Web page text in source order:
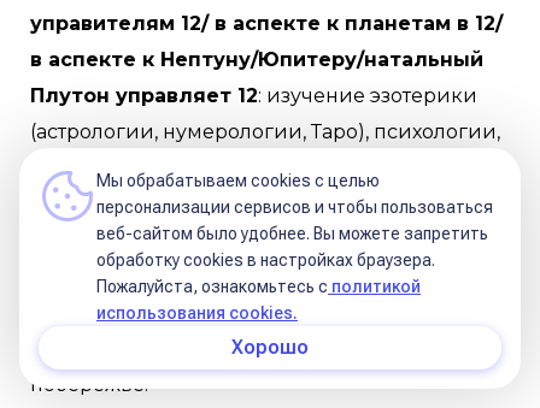
управителям 12/ в аспекте к планетам в 12/
в аспекте к Нептуну/Юпитеру/натальный
Плутон управляет 12: изучение эзотерики
(астрологии, нумерологии, Таро), психологии,
познание себя через медитации, духовные
практики, религию, увлечения вопросами
экологии, окружающей среды, борьбы с
загрязнениями, спасения животных, работа в
сфере медицины, фармацевтики, химии,
самоизоляция и переезд за границу/на
побережье.
Мы обрабатываем cookies с целью
персонализации сервисов и чтобы пользоваться
веб-сайтом было удобнее. Вы можете запретить
обработку сookies в настройках браузера.
Пожалуйста, ознакомьтесь с политикой
использования cookies.
Хорошо